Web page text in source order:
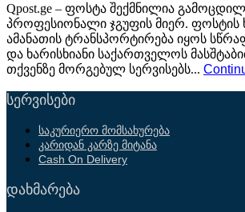
Qpost.ge – ფოსტა შექმნილია
პროფესიონალი ჯგუფის მიერ. ფოსტის
ამანათის ტრანსპორტირება იყოს
და ხარისხიანი საქართველოს
თქვენზე მორგებულ სერვისებს...
სერვისები
საკურიერო მომსახურება
კარიდან კარზე მიტანა
Cash On Delivery
დახმარება